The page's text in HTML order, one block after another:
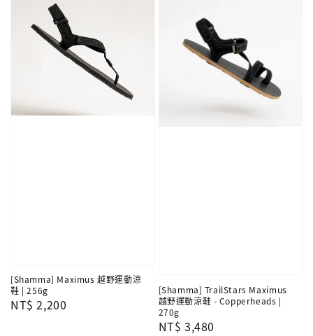
[Shamma] Maximus 越野運動涼
鞋 | 256g
Regular
NT$ 2,200
[Shamma] TrailStars Maximus
越野運動涼鞋 - Copperheads |
270g
Regular
NT$ 3,480